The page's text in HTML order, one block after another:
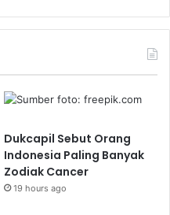
Dukcapil Sebut Orang
Indonesia Paling Banyak
Zodiak Cancer
19 hours ago